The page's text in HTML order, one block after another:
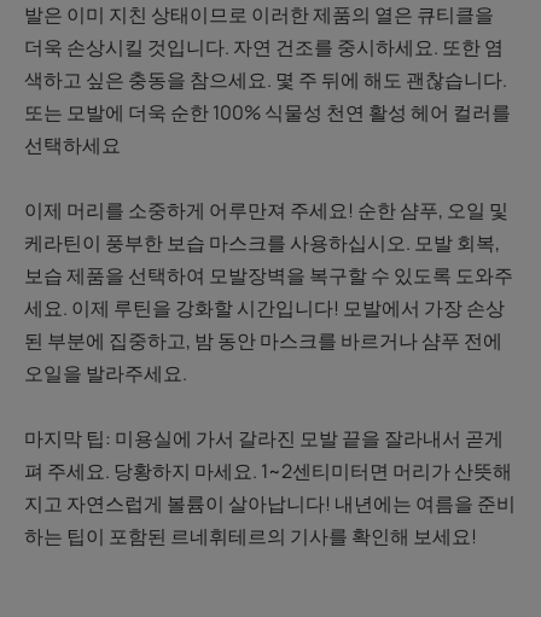
발은 이미 지친 상태이므로 이러한 제품의 열은 큐티클을
더욱 손상시킬 것입니다. 자연 건조를 중시하세요. 또한 염
색하고 싶은 충동을 참으세요. 몇 주 뒤에 해도 괜찮습니다.
또는 모발에 더욱 순한 100% 식물성 천연 활성 헤어 컬러를
선택하세요
이제 머리를 소중하게 어루만져 주세요! 순한 샴푸, 오일 및
케라틴이 풍부한 보습 마스크를 사용하십시오. 모발 회복,
보습 제품을 선택하여 모발장벽을 복구할 수 있도록 도와주
세요. 이제 루틴을 강화할 시간입니다! 모발에서 가장 손상
된 부분에 집중하고, 밤 동안 마스크를 바르거나 샴푸 전에
오일을 발라주세요.
마지막 팁: 미용실에 가서 갈라진 모발 끝을 잘라내서 곧게
펴 주세요. 당황하지 마세요. 1~2센티미터면 머리가 산뜻해
지고 자연스럽게 볼륨이 살아납니다! 내년에는 여름을 준비
하는 팁이 포함된 르네휘테르의 기사를 확인해 보세요!